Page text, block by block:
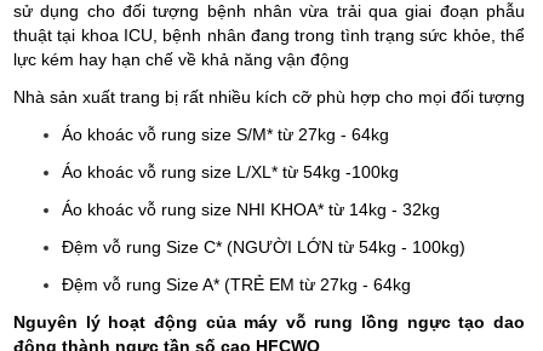
sử dụng cho đối tượng bệnh nhân vừa trải qua giai đoạn phẫu
thuật tại khoa ICU, bệnh nhân đang trong tình trạng sức khỏe, thể
lực kém hay hạn chế về khả năng vận động
Nhà sản xuất trang bị rất nhiều kích cỡ phù hợp cho mọi đối tượng
Áo khoác vỗ rung size S/M* từ 27kg - 64kg
Áo khoác vỗ rung size L/XL* từ 54kg -100kg
Áo khoác vỗ rung size NHI KHOA* từ 14kg - 32kg
Đệm vỗ rung Size C* (NGƯỜI LỚN từ 54kg - 100kg)
Đệm vỗ rung Size A* (TRẺ EM từ 27kg - 64kg
Nguyên lý hoạt động của máy vỗ rung lồng ngực tạo dao
động thành ngực tần số cao HFCWO